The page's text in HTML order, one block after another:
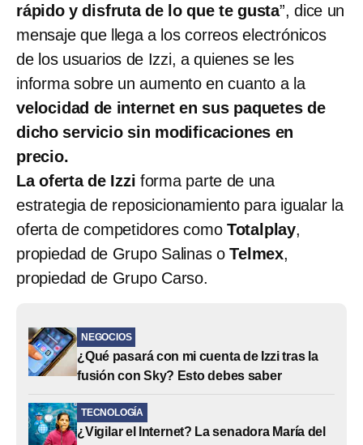
rápido y disfruta de lo que te gusta”, dice un
mensaje que llega a los correos electrónicos
de los usuarios de Izzi, a quienes se les
informa sobre un aumento en cuanto a la
velocidad de internet en sus paquetes de
dicho servicio sin modificaciones en
precio.
La oferta de Izzi forma parte de una
estrategia de reposicionamiento para igualar la
oferta de competidores como Totalplay,
propiedad de Grupo Salinas oTelmex,
propiedad de Grupo Carso.
NEGOCIOS
¿Qué pasará con mi cuenta de Izzi tras la
fusión con Sky? Esto debes saber
TECNOLOGÍA
¿Vigilar el Internet? La senadora María del